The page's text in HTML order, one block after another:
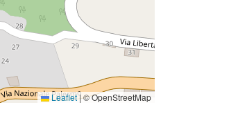
Leaflet|© OpenStreetMap